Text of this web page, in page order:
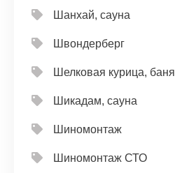
Шанхай, сауна
Швондерберг
Шелковая курица, баня
Шикадам, сауна
Шиномонтаж
Шиномонтаж СТО